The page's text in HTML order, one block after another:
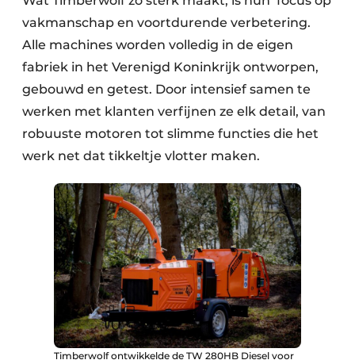
vakmanschap en voortdurende verbetering.
Alle machines worden volledig in de eigen
fabriek in het Verenigd Koninkrijk ontworpen,
gebouwd en getest. Door intensief samen te
werken met klanten verfijnen ze elk detail, van
robuuste motoren tot slimme functies die het
werk net dat tikkeltje vlotter maken.
Timberwolf ontwikkelde de TW 280HB Diesel voor